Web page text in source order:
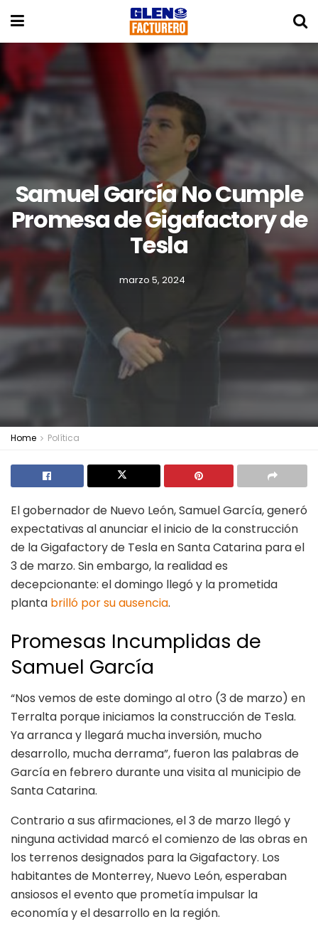
Samuel García No Cumple
Promesa de Gigafactory de
Tesla
marzo 5, 2024
Home Política
El gobernador de Nuevo León, Samuel García, generó
expectativas al anunciar el inicio de la construcción
de la Gigafactory de Tesla en Santa Catarina para el
3 de marzo. Sin embargo, la realidad es
decepcionante: el domingo llegó y la prometida
planta brilló por su ausencia.
Promesas Incumplidas de
Samuel García
“Nos vemos de este domingo al otro (3 de marzo) en
Terralta porque iniciamos la construcción de Tesla.
Ya arranca y llegará mucha inversión, mucho
desarrollo, mucha derrama”, fueron las palabras de
García en febrero durante una visita al municipio de
Santa Catarina.
Contrario a sus afirmaciones, el 3 de marzo llegó y
ninguna actividad marcó el comienzo de las obras en
los terrenos designados para la Gigafactory. Los
habitantes de Monterrey, Nuevo León, esperaban
ansiosos el evento que prometía impulsar la
economía y el desarrollo en la región.